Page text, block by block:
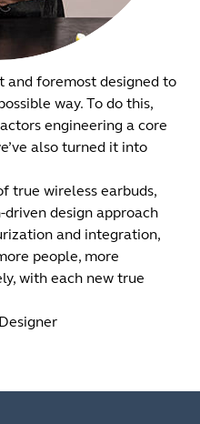
and foremost designed to
way. To do this,
engineering a core
also turned it into
true wireless earbuds,
design approach
and integration,
people, more
with each new true